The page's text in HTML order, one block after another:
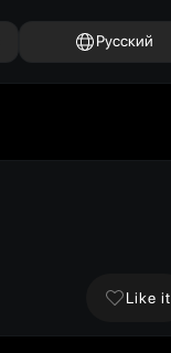
Русский
Like it